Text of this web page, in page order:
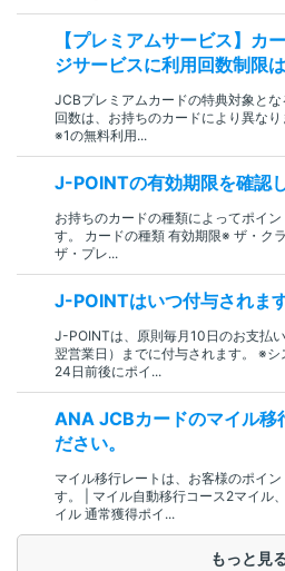
【プレミアムサービス】カ
ジサービスに利用回数制限
JCBプレミアムカードの特典対象と
回数は、お持ちのカードにより異な
※1の無料利用...
J-POINTの有効期限を確認し
お持ちのカードの種類によってポイ
す。 カードの種類 有効期限※ ザ・ク
ザ・プレ...
J-POINTはいつ付与されます
J-POINTは、原則毎月10日のお支払
翌営業日）までに付与されます。 ※
24日前後にポイ...
ANA JCBカードのマイル移
ださい。
マイル移行レートは、お客様のポイ
す。 | マイル自動移行コース2マイル
イル 通常獲得ポイ...
もっと見